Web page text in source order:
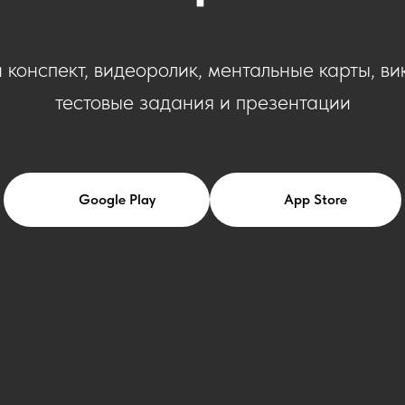
видеоролик, ментальные карты,
тестовые задания и презентации
Google Play App Store